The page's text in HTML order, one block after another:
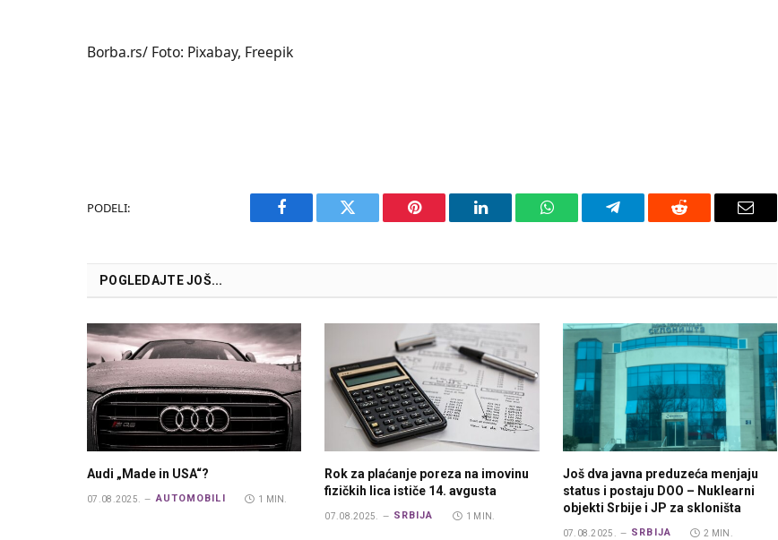
Borba.rs/ Foto: Pixabay, Freepik
PODELI:
Facebook Twitter Pinterest LinkedIn WhatsAppTelegram Reddit Email
POGLEDAJTE JOŠ...
Audi „Made in USA“?
07.08.2025. AUTOMOBILI 1 MIN.
Rok za plaćanje poreza na imovinu
fizičkih lica ističe 14. avgusta
07.08.2025. SRBIJA 1 MIN.
Još dva javna preduzeća menjaju
status i postaju DOO – Nuklearni
objekti Srbije i JP za skloništa
07.08.2025. SRBIJA 2 MIN.